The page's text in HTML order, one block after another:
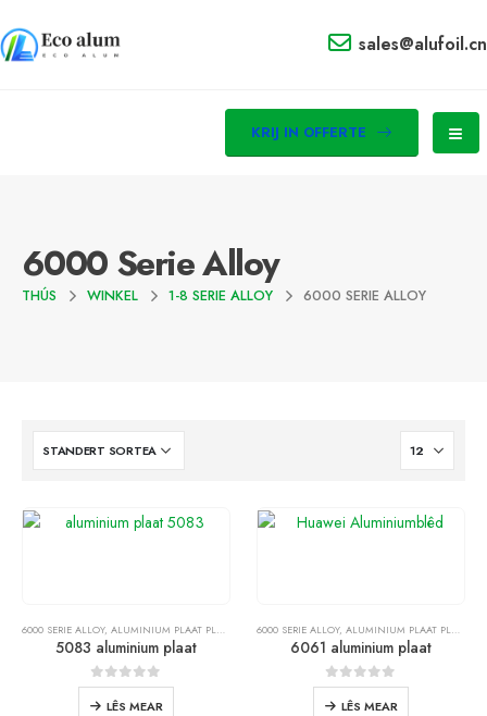
sales@alufoil.cn
KRIJ IN OFFERTE
6000 Serie Alloy
THÚS WINKEL 1-8 SERIE ALLOY 6000 SERIE ALLOY
6000 SERIE ALLOY, ALUMINIUM PLAAT PLAAT
5083 aluminium plaat
0sûnder 5
LÊS MEAR
6000 SERIE ALLOY, ALUMINIUM PLAAT PLAAT
6061 aluminium plaat
0sûnder 5
LÊS MEAR